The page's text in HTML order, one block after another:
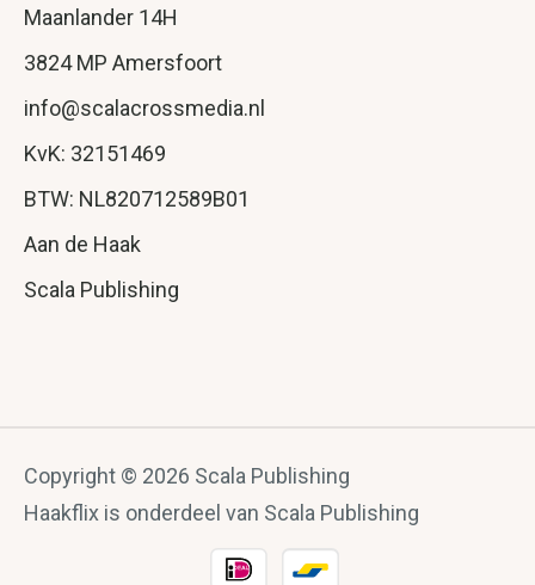
Maanlander 14H
3824 MP Amersfoort
info@scalacrossmedia.nl
KvK: 32151469
BTW: NL820712589B01
Aan de Haak
Scala Publishing
Copyright © 2026 Scala Publishing
Haakflix is onderdeel van Scala Publishing